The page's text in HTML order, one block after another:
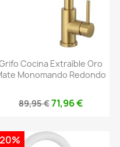
Cocina Extraíble Oro
Monomando Redondo
89,95 €71,96 €